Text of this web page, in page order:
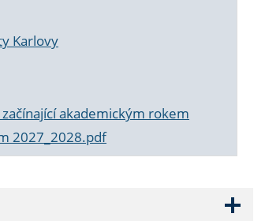
Karlovy
akademickým rokem
2027_2028.pdf